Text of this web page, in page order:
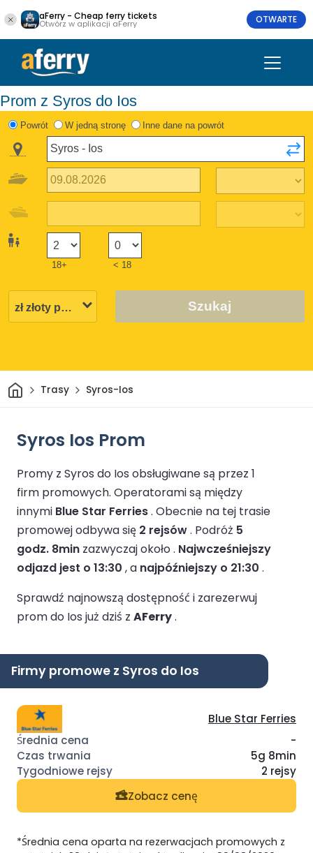
aFerry - Cheap ferry tickets
Otwórz w aplikacji aFerry OTWARTE
Prom z Syros do Ios
Powrót W jedną stronę Inne dane na powrót
18+ < 18
Szukaj
DomTrasy Syros-Ios
Syros Ios Prom
Promy z Syros do Ios obsługiwane są przez 1
firm promowych. Operatorami są między
innymi Blue Star Ferries. Obecnie na tej trasie
promowej odbywa się 2 rejsów. Podróż 5
godz. 8min zazwyczaj około . Najwcześniejszy
odjazd jest o 13:30 , a najpóźniejszy o 21:30 .
Sprawdź najnowszą dostępność i zarezerwuj
prom do Ios już dziś z AFerry.
Firmy promowe z Syros do Ios
Blue Star Ferries
-
5g 8min
2 rejsy
Zobacz cenę
*Średnia cena oparta na rezerwacjach promowych z